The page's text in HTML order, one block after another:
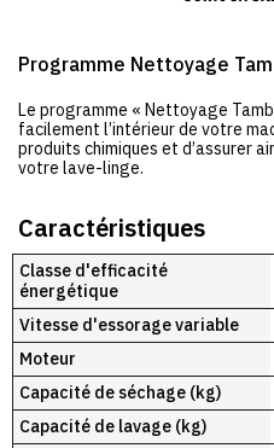
Programme Nettoyage
Le programme « Nettoyage
facilement l’intérieur de votre
produits chimiques et d’assurer
votre lave-linge.
Caractéristiques
Classe d'efficacité
énergétique
Vitesse d'essorage variable
Moteur
Capacité de séchage (kg)
Capacité de lavage (kg)